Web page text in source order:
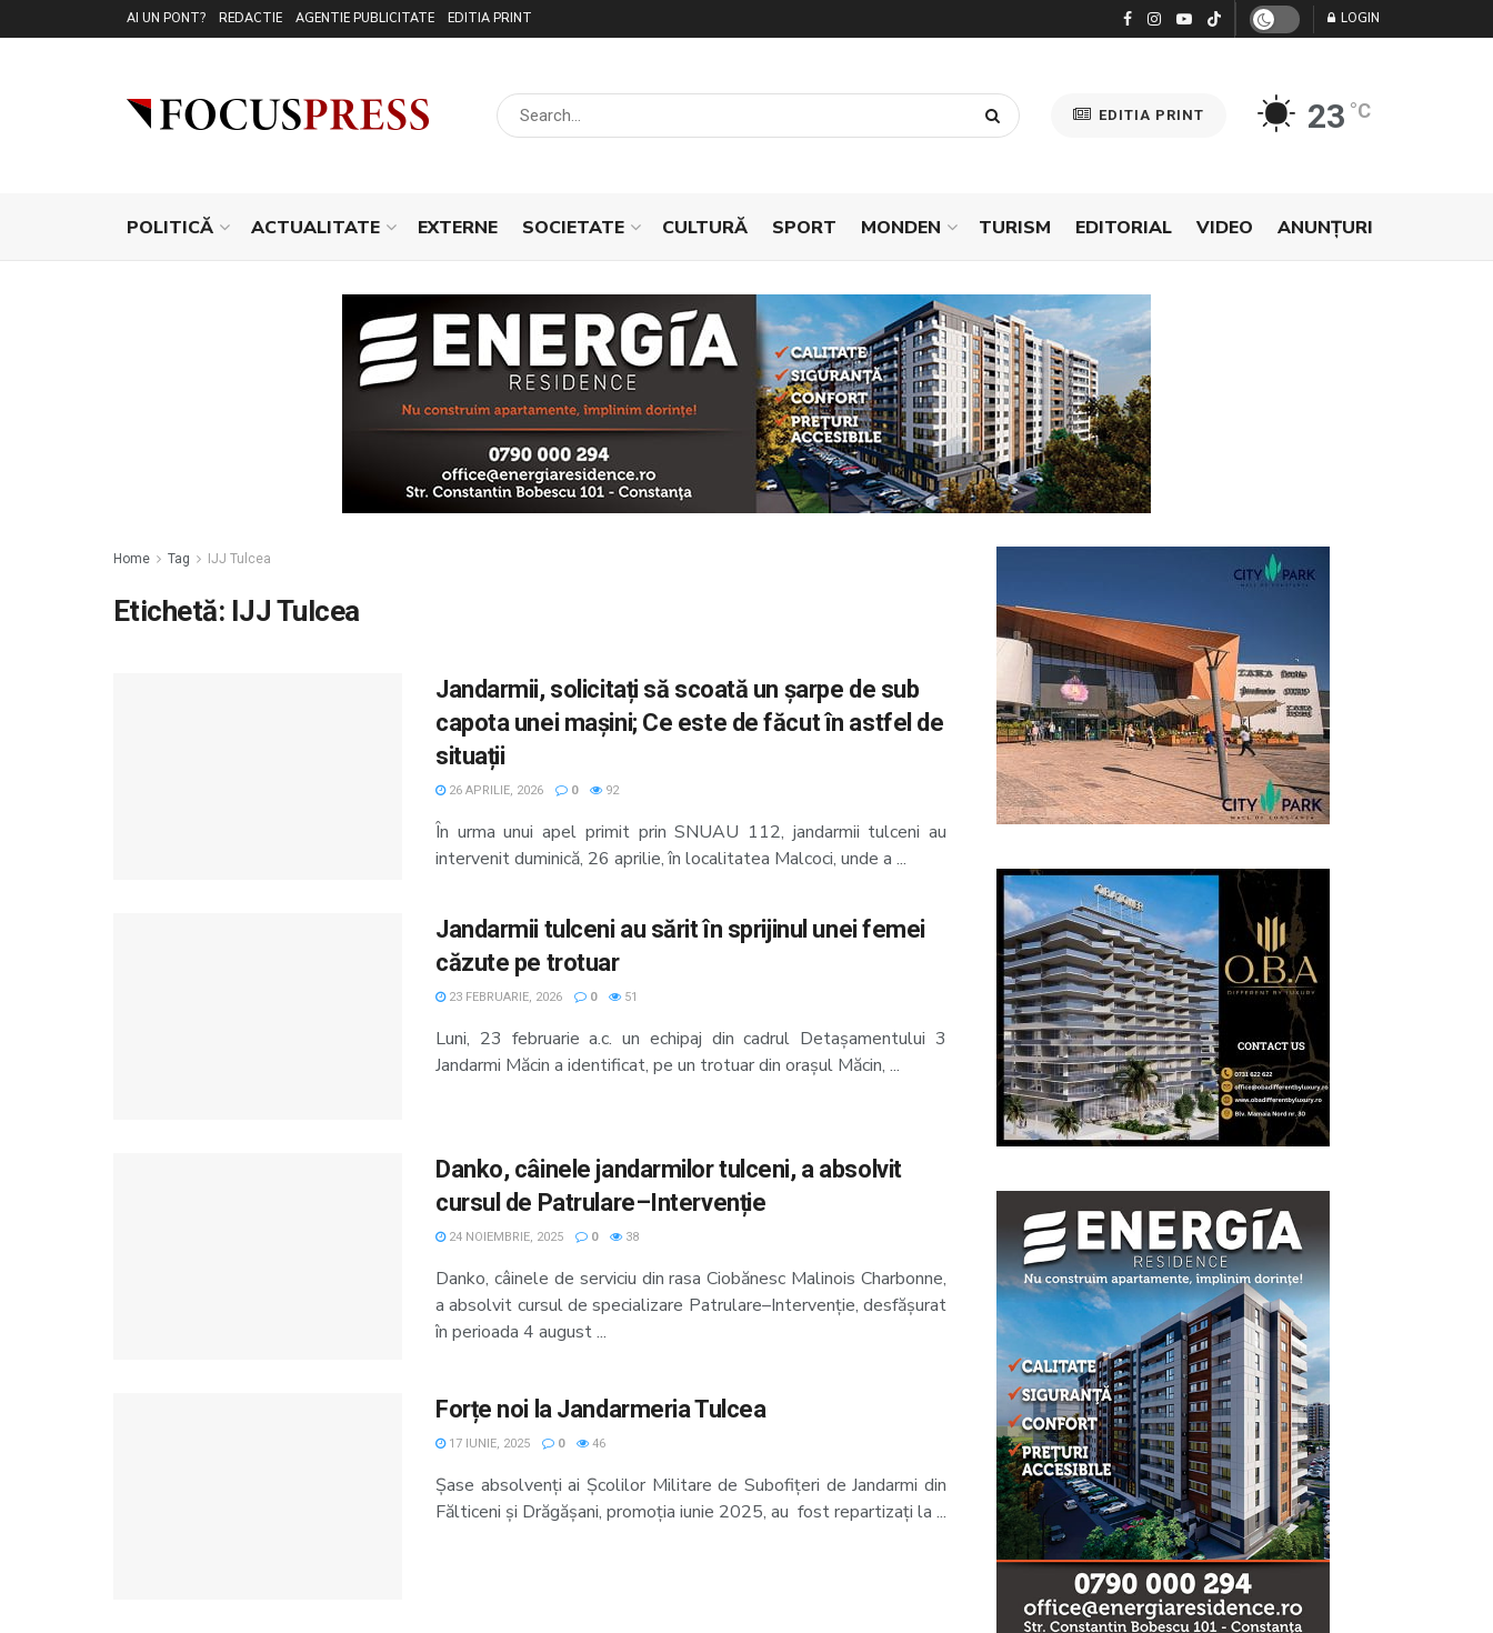
AI UN PONT? REDACTIE AGENTIE PUBLICITATE EDITIA PRINT LOGIN
EDITIA PRINT 23 °C
POLITICĂ ACTUALITATE EXTERNE SOCIETATE CULTURĂ SPORT MONDEN TURISM EDITORIAL VIDEO ANUNŢURI
Home Tag IJJ Tulcea
Etichetă: IJJ Tulcea
Jandarmii, solicitați să scoată un șarpe de sub
capota unei mașini; Ce este de făcut în astfel de
situații
26 APRILIE, 2026 0 92
În urma unui apel primit prin SNUAU 112, jandarmii tulceni au
intervenit duminică, 26 aprilie, în localitatea Malcoci, unde a ...
Jandarmii tulceni au sărit în sprijinul unei femei
căzute pe trotuar
23 FEBRUARIE, 2026 0 51
Luni, 23 februarie a.c. un echipaj din cadrul Detașamentului 3
Jandarmi Măcin a identificat, pe un trotuar din orașul Măcin, ...
Danko, câinele jandarmilor tulceni, a absolvit
cursul de Patrulare–Intervenție
24 NOIEMBRIE, 2025 0 38
Danko, câinele de serviciu din rasa Ciobănesc Malinois Charbonne,
a absolvit cursul de specializare Patrulare–Intervenție, desfășurat
în perioada 4 august ...
Forțe noi la Jandarmeria Tulcea
17 IUNIE, 2025 0 46
Șase absolvenți ai Școlilor Militare de Subofițeri de Jandarmi din
Fălticeni și Drăgășani, promoția iunie 2025, au fost repartizați la ...